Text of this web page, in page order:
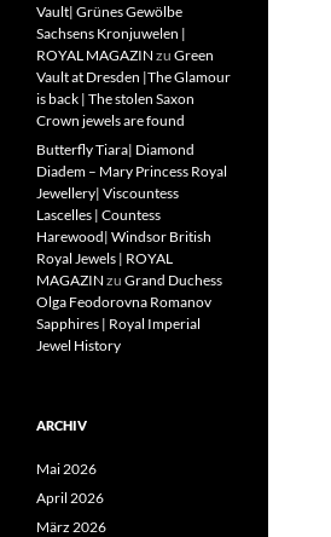
Vault| Grünes Gewölbe
Sachsens Kronjuwelen |
ROYAL MAGAZIN zu Green
Vault at Dresden |The Glamour
is back | The stolen Saxon
Crown jewels are found
Butterfly Tiara| Diamond
Diadem – Mary Princess Royal
Jewellery| Viscountess
Lascelles | Countess
Harewood| Windsor British
Royal Jewels | ROYAL
MAGAZIN zu Grand Duchess
Olga Feodorovna Romanov
Sapphires | Royal Imperial
Jewel History
ARCHIV
Mai 2026
April 2026
März 2026